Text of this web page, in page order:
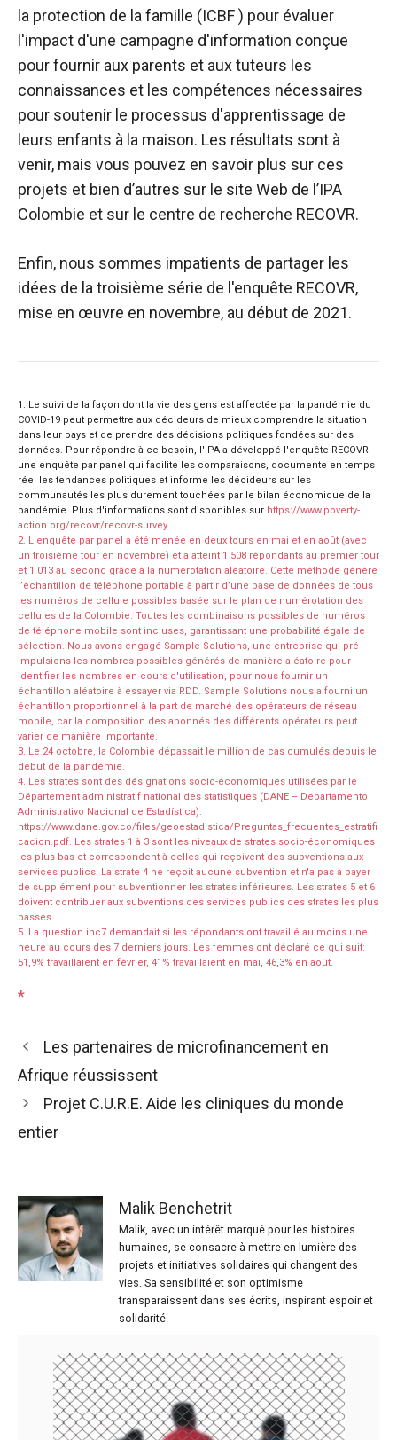
la protection de la famille (ICBF ) pour évaluer
l'impact d'une campagne d'information conçue
pour fournir aux parents et aux tuteurs les
connaissances et les compétences nécessaires
pour soutenir le processus d'apprentissage de
leurs enfants à la maison. Les résultats sont à
venir, mais vous pouvez en savoir plus sur ces
projets et bien d’autres sur le site Web de l’IPA
Colombie et sur le centre de recherche RECOVR.
Enfin, nous sommes impatients de partager les
idées de la troisième série de l'enquête RECOVR,
mise en œuvre en novembre, au début de 2021.
1. Le suivi de la façon dont la vie des gens est affectée par la pandémie du
COVID-19 peut permettre aux décideurs de mieux comprendre la situation
dans leur pays et de prendre des décisions politiques fondées sur des
données. Pour répondre à ce besoin, l'IPA a développé l'enquête RECOVR –
une enquête par panel qui facilite les comparaisons, documente en temps
réel les tendances politiques et informe les décideurs sur les
communautés les plus durement touchées par le bilan économique de la
pandémie. Plus d'informations sont disponibles sur https://www.poverty-
action.org/recovr/recovr-survey.
2. L'enquête par panel a été menée en deux tours en mai et en août (avec
un troisième tour en novembre) et a atteint 1 508 répondants au premier tour
et 1 013 au second grâce à la numérotation aléatoire. Cette méthode génère
l’échantillon de téléphone portable à partir d’une base de données de tous
les numéros de cellule possibles basée sur le plan de numérotation des
cellules de la Colombie. Toutes les combinaisons possibles de numéros
de téléphone mobile sont incluses, garantissant une probabilité égale de
sélection. Nous avons engagé Sample Solutions, une entreprise qui pré-
impulsions les nombres possibles générés de manière aléatoire pour
identifier les nombres en cours d'utilisation, pour nous fournir un
échantillon aléatoire à essayer via RDD. Sample Solutions nous a fourni un
échantillon proportionnel à la part de marché des opérateurs de réseau
mobile, car la composition des abonnés des différents opérateurs peut
varier de manière importante.
3. Le 24 octobre, la Colombie dépassait le million de cas cumulés depuis le
début de la pandémie.
4. Les strates sont des désignations socio-économiques utilisées par le
Département administratif national des statistiques (DANE – Departamento
Administrativo Nacional de Estadística).
https://www.dane.gov.co/files/geoestadistica/Preguntas_frecuentes_estratifi
cacion.pdf. Les strates 1 à 3 sont les niveaux de strates socio-économiques
les plus bas et correspondent à celles qui reçoivent des subventions aux
services publics. La strate 4 ne reçoit aucune subvention et n'a pas à payer
de supplément pour subventionner les strates inférieures. Les strates 5 et 6
doivent contribuer aux subventions des services publics des strates les plus
basses.
5. La question inc7 demandait si les répondants ont travaillé au moins une
heure au cours des 7 derniers jours. Les femmes ont déclaré ce qui suit:
51,9% travaillaient en février, 41% travaillaient en mai, 46,3% en août.
*
Les partenaires de microfinancement en
Afrique réussissent
Projet C.U.R.E. Aide les cliniques du monde
entier
Malik Benchetrit
Malik, avec un intérêt marqué pour les histoires
humaines, se consacre à mettre en lumière des
projets et initiatives solidaires qui changent des
vies. Sa sensibilité et son optimisme
transparaissent dans ses écrits, inspirant espoir et
solidarité.